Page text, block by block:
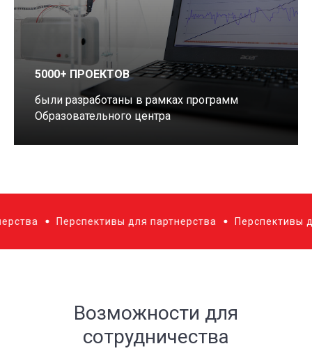
5000+ ПРОЕКТОВ
были разработаны в рамках программ
Образовательного центра
Перспективы для партнерства Перспективы для
Возможности для
сотрудничества